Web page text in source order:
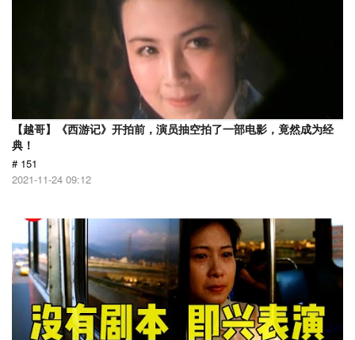
【越哥】《西游记》开拍前，演员抽空拍了一部电影，竟然成为经
典！
# 151
2021-11-24 09:12